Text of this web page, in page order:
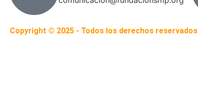
Copyright © 2025 - Todos los derechos reservados